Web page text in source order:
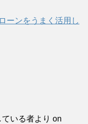
ーンをうまく活用し
いる者より on